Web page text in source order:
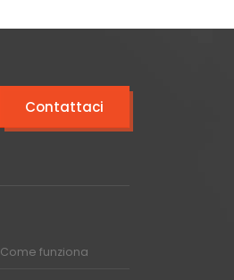
Contattaci
Come funziona